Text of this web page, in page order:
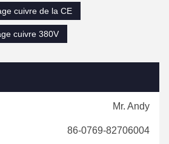
cuivre de la CE
cuivre 380V
Mr. Andy
86-0769-82706004